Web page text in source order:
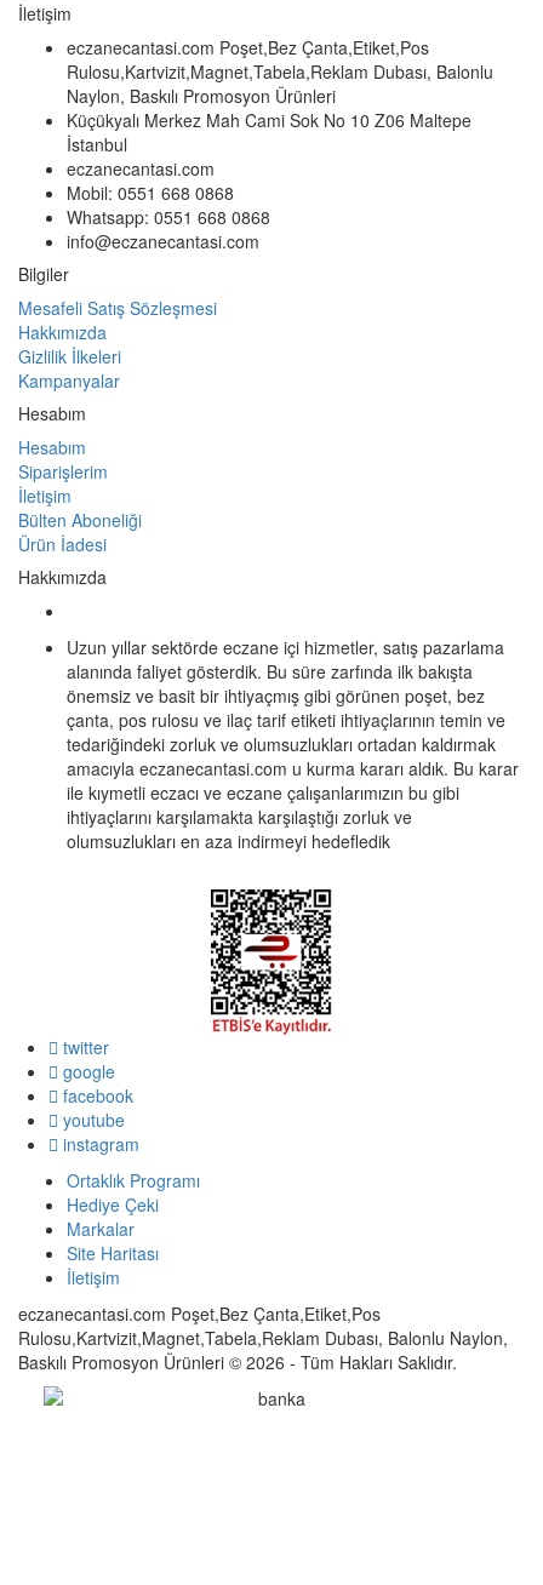
İletişim
eczanecantasi.com Poşet,Bez Çanta,Etiket,Pos
Rulosu,Kartvizit,Magnet,Tabela,Reklam Dubası, Balonlu
Naylon, Baskılı Promosyon Ürünleri
Küçükyalı Merkez Mah Cami Sok No 10 Z06 Maltepe
İstanbul
eczanecantasi.com
Mobil: 0551 668 0868
Whatsapp: 0551 668 0868
info@eczanecantasi.com
Bilgiler
Mesafeli Satış Sözleşmesi
Hakkımızda
Gizlilik İlkeleri
Kampanyalar
Hesabım
Hesabım
Siparişlerim
İletişim
Bülten Aboneliği
Ürün İadesi
Hakkımızda
Uzun yıllar sektörde eczane içi hizmetler, satış pazarlama
alanında faliyet gösterdik. Bu süre zarfında ilk bakışta
önemsiz ve basit bir ihtiyaçmış gibi görünen poşet, bez
çanta, pos rulosu ve ilaç tarif etiketi ihtiyaçlarının temin ve
tedariğindeki zorluk ve olumsuzlukları ortadan kaldırmak
amacıyla eczanecantasi.com u kurma kararı aldık. Bu karar
ile kıymetli eczacı ve eczane çalışanlarımızın bu gibi
ihtiyaçlarını karşılamakta karşılaştığı zorluk ve
olumsuzlukları en aza indirmeyi hedefledik
twitter
google
facebook
youtube
instagram
Ortaklık Programı
Hediye Çeki
Markalar
Site Haritası
İletişim
eczanecantasi.com Poşet,Bez Çanta,Etiket,Pos
Rulosu,Kartvizit,Magnet,Tabela,Reklam Dubası, Balonlu Naylon,
Baskılı Promosyon Ürünleri © 2026 - Tüm Hakları Saklıdır.